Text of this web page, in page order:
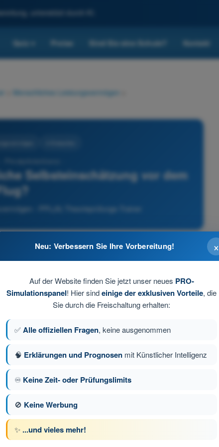
unterstützt durch KI.
Quiz Preise Sind Sie eine Schule? Kontakt
Menschliches Leistungsvermögen
Selbsteinschätzung vor dem
- PPL(A) Theorieprüfungs-Trainer
160 von 168 Nächste Frage
PPL(A) Theorieprüfungs-
×
Neu: Verbessern Sie Ihre Vorbereitung!
Auf der Website finden Sie jetzt unser neues PRO-
Simulationspanel! Hier sindeinige der exklusiven Vorteile, die
Sie durch die Freischaltung erhalten:
✅Alle offiziellen Fragen, keine ausgenommen
🧠 Erklärungen und Prognosen mit Künstlicher Intelligenz
♾️ Keine Zeit- oder Prüfungslimits
🚫 Keine Werbung
✨ ...und vieles mehr!